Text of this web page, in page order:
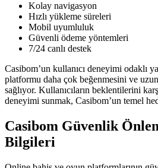
Kolay navigasyon
Hızlı yükleme süreleri
Mobil uyumluluk
Güvenli ödeme yöntemleri
7/24 canlı destek
Casibom’un kullanıcı deneyimi odaklı
platformu daha çok beğenmesini ve
sağlıyor. Kullanıcıların beklentilerini
deneyimi sunmak, Casibom’un temel
Casibom Güvenlik
Bilgileri